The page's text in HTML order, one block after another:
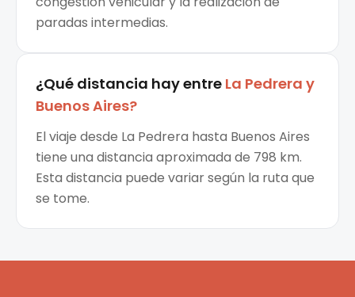
paradas intermedias.
¿Qué distancia hay entre La Pedrera y
Buenos Aires?
El viaje desde La Pedrera hasta Buenos Aires
tiene una distancia aproximada de 798 km.
Esta distancia puede variar según la ruta que
se tome.